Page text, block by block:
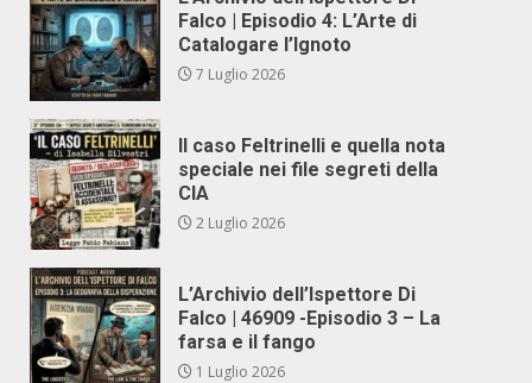
Falco | Episodio 4: L’Arte di
Catalogare l’Ignoto
7 Luglio 2026
Il caso Feltrinelli e quella nota
speciale nei file segreti della
CIA
2 Luglio 2026
L’Archivio dell’Ispettore Di
Falco | 46909 -Episodio 3 – La
farsa e il fango
1 Luglio 2026